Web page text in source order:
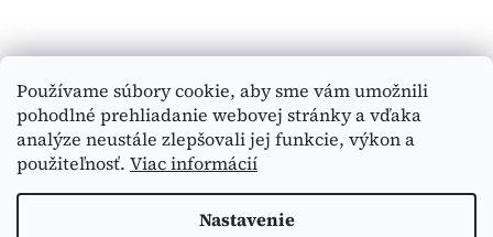
Používame súbory cookie, aby sme vám umožnili
pohodlné prehliadanie webovej stránky a vďaka
analýze neustále zlepšovali jej funkcie, výkon a
použiteľnosť. Viac informácií
Nastavenie
c
e
p
r
v
y
v
ä
HĽADAŤ
Vytvoril Shoptet